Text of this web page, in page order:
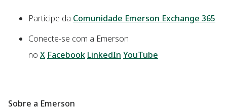
Participe da Comunidade Emerson Exchange 365
Conecte-se com a Emerson
no X Facebook LinkedIn YouTube
Sobre a Emerson